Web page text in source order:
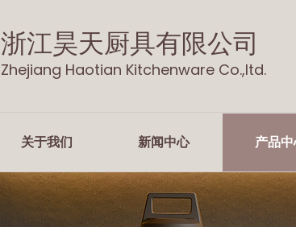
浙江昊天厨具有限公司
Zhejiang Haotian Kitchenware Co.,ltd.
关于我们 新闻中心 产品